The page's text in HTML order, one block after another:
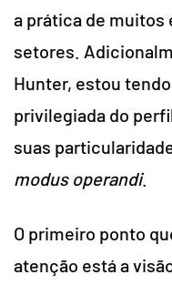
a prática de
setores.
Hunter, estou
privilegiada do
suas
modus operandi.
O primeiro ponto
atenção está a